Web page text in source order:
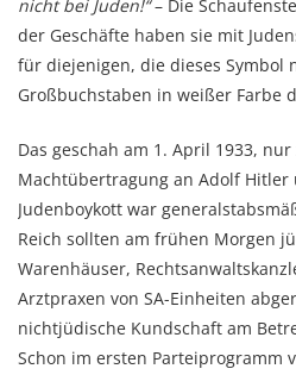
nicht bei Juden!“– Die
der Geschäfte haben sie mit
für diejenigen, die dieses Symbol
Großbuchstaben in weißer Farbe
Das geschah am 1. April 1933,
Machtübertragung an Adolf Hitler
Judenboykott war
Reich sollten am frühen Morgen
Warenhäuser,
Arztpraxen von SA-Einheiten
nichtjüdische Kundschaft am
Schon im ersten Parteiprogramm